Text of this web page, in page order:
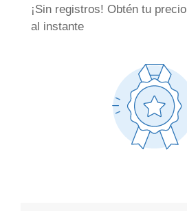
¡Sin registros! Obtén tu precio
al instante